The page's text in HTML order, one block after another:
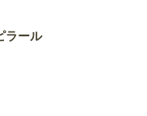
ラール